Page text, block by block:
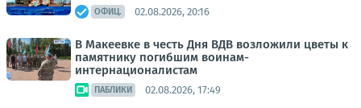
ОФИЦ. 02.08.2026, 20:16
В Макеевке в честь Дня ВДВ возложили цветы к
памятнику погибшим воинам-
интернационалистам
ПАБЛИКИ 02.08.2026, 17:49